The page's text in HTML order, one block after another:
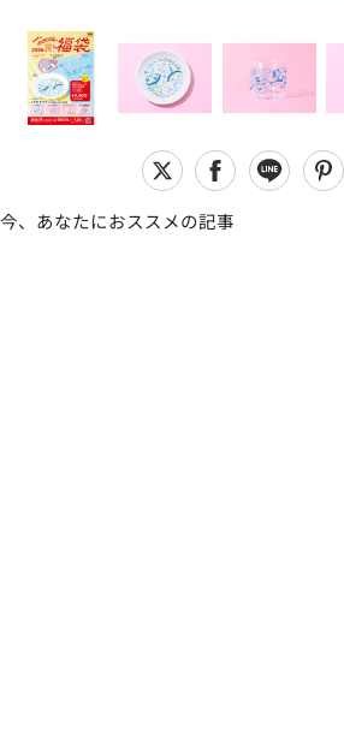
今、あなたにおススメの記事